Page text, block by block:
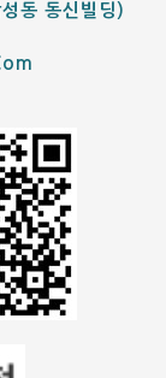
동 동신빌딩)